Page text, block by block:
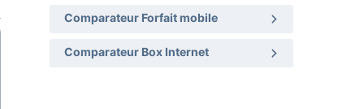
Comparateur Forfait mobile
Comparateur Box Internet